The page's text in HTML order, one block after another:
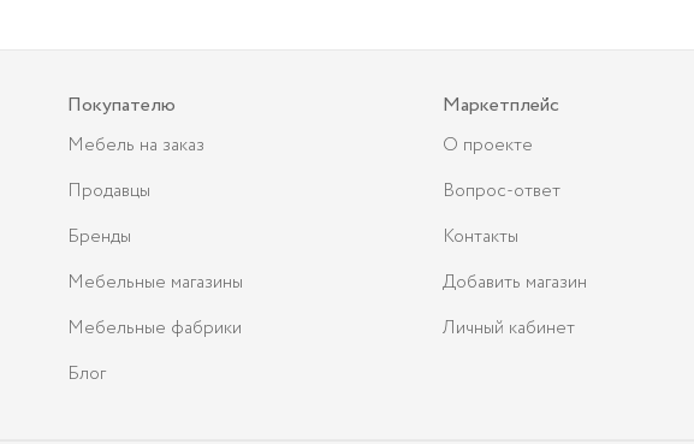
Покупателю
Мебель на заказ
Продавцы
Бренды
Мебельные магазины
Мебельные фабрики
Блог
Маркетплейс
О проекте
Вопрос-ответ
Контакты
Добавить магазин
Личный кабинет